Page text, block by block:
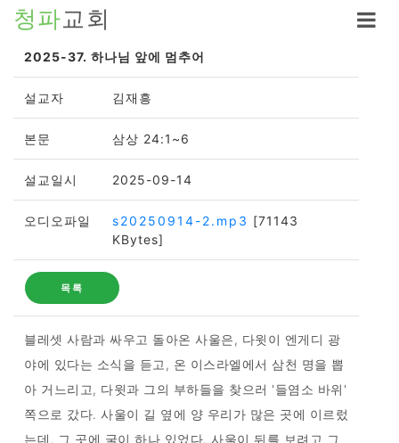
청파교회
2025-37. 하나님 앞에 멈추어
설교자 김재흥
본문 삼상 24:1~6
설교일시 2025-09-14
오디오파일 s20250914-2.mp3 [71143
KBytes]
목록
블레셋 사람과 싸우고 돌아온 사울은, 다윗이 엔게디 광
야에 있다는 소식을 듣고, 온 이스라엘에서 삼천 명을 뽑
아 거느리고, 다윗과 그의 부하들을 찾으러 '들염소 바위'
쪽으로 갔다. 사울이 길 옆에 양 우리가 많은 곳에 이르렀
는데, 그 곳에 굴이 하나 있었다. 사울이 뒤를 보려고 그